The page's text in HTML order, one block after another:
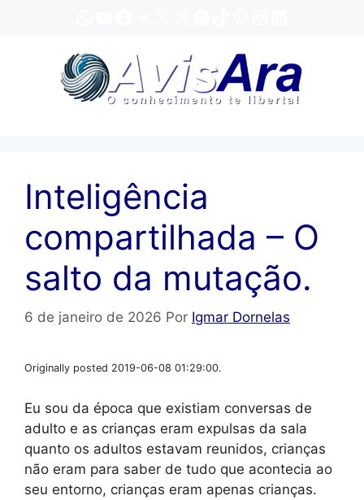
Inteligência
compartilhada – O
salto da mutação.
6 de janeiro de 2026 Por Igmar Dornelas
Originally posted 2019-06-08 01:29:00.
Eu sou da época que existiam conversas de
adulto e as crianças eram expulsas da sala
quanto os adultos estavam reunidos, crianças
não eram para saber de tudo que acontecia ao
seu entorno, crianças eram apenas crianças.